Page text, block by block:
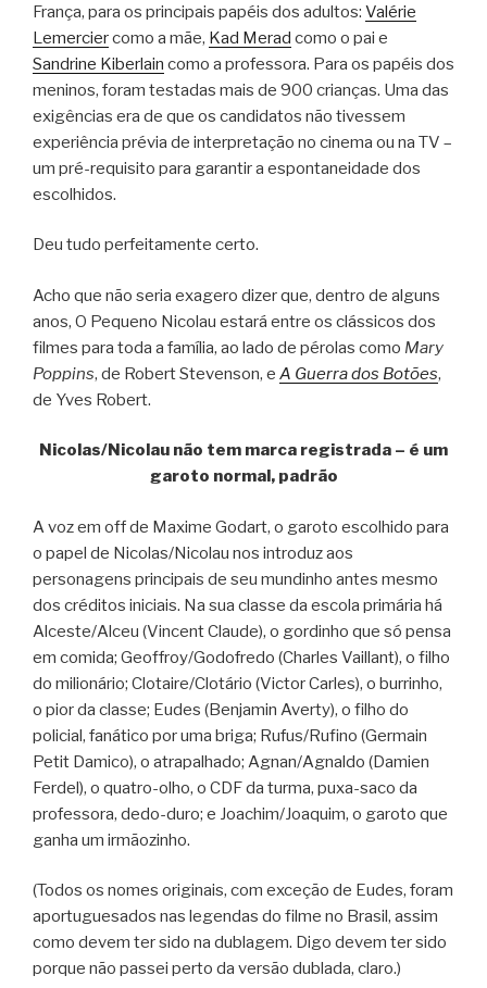
França, para os principais papéis dos adultos: Valérie
Lemerciercomo a mãe, Kad Merad como o pai e
Sandrine Kiberlain como a professora. Para os papéis dos
meninos, foram testadas mais de 900 crianças. Uma das
exigências era de que os candidatos não tivessem
experiência prévia de interpretação no cinema ou na TV –
um pré-requisito para garantir a espontaneidade dos
escolhidos.
Deu tudo perfeitamente certo.
Acho que não seria exagero dizer que, dentro de alguns
anos, O Pequeno Nicolau estará entre os clássicos dos
filmes para toda a família, ao lado de pérolas como Mary
Poppins, de Robert Stevenson, e A Guerra dos Botões,
de Yves Robert.
Nicolas/Nicolau não tem marca registrada – é um
garoto normal, padrão
A voz em off de Maxime Godart, o garoto escolhido para
o papel de Nicolas/Nicolau nos introduz aos
personagens principais de seu mundinho antes mesmo
dos créditos iniciais. Na sua classe da escola primária há
Alceste/Alceu (Vincent Claude), o gordinho que só pensa
em comida; Geoffroy/Godofredo (Charles Vaillant), o filho
do milionário; Clotaire/Clotário (Victor Carles), o burrinho,
o pior da classe; Eudes (Benjamin Averty), o filho do
policial, fanático por uma briga; Rufus/Rufino (Germain
Petit Damico), o atrapalhado; Agnan/Agnaldo (Damien
Ferdel), o quatro-olho, o CDF da turma, puxa-saco da
professora, dedo-duro; e Joachim/Joaquim, o garoto que
ganha um irmãozinho.
(Todos os nomes originais, com exceção de Eudes, foram
aportuguesados nas legendas do filme no Brasil, assim
como devem ter sido na dublagem. Digo devem ter sido
porque não passei perto da versão dublada, claro.)